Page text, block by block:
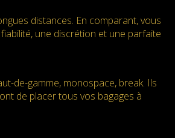
distances. En comparant, vous
une discrétion et une parfaite
de-gamme, monospace, break. Ils
de placer tous vos bagages à